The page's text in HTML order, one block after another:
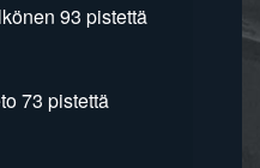
93 pistettä
73 pistettä